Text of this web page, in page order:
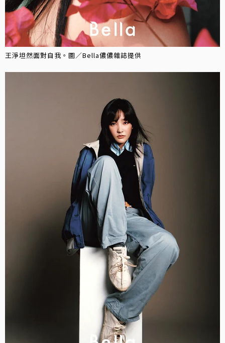
王淨坦然面對自我。圖／Bella儂儂雜誌提供